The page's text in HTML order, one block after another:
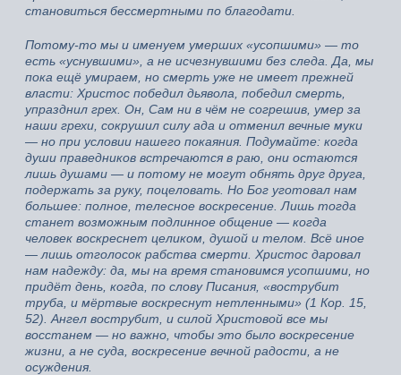
становиться бессмертными по благодати.
Потому‑то мы и именуем умерших «усопшими» — то
есть «уснувшими», а не исчезнувшими без следа. Да, мы
пока ещё умираем, но смерть уже не имеет прежней
власти: Христос победил дьявола, победил смерть,
упразднил грех. Он, Сам ни в чём не согрешив, умер за
наши грехи, сокрушил силу ада и отменил вечные муки
— но при условии нашего покаяния. Подумайте: когда
души праведников встречаются в раю, они остаются
лишь душами — и потому не могут обнять друг друга,
подержать за руку, поцеловать. Но Бог уготовал нам
большее: полное, телесное воскресение. Лишь тогда
станет возможным подлинное общение — когда
человек воскреснет целиком, душой и телом. Всё иное
— лишь отголосок рабства смерти. Христос даровал
нам надежду: да, мы на время становимся усопшими, но
придёт день, когда, по слову Писания, «вострубит
труба, и мёртвые воскреснут нетленными» (1 Кор. 15,
52). Ангел вострубит, и силой Христовой все мы
восстанем — но важно, чтобы это было воскресение
жизни, а не суда, воскресение вечной радости, а не
осуждения.